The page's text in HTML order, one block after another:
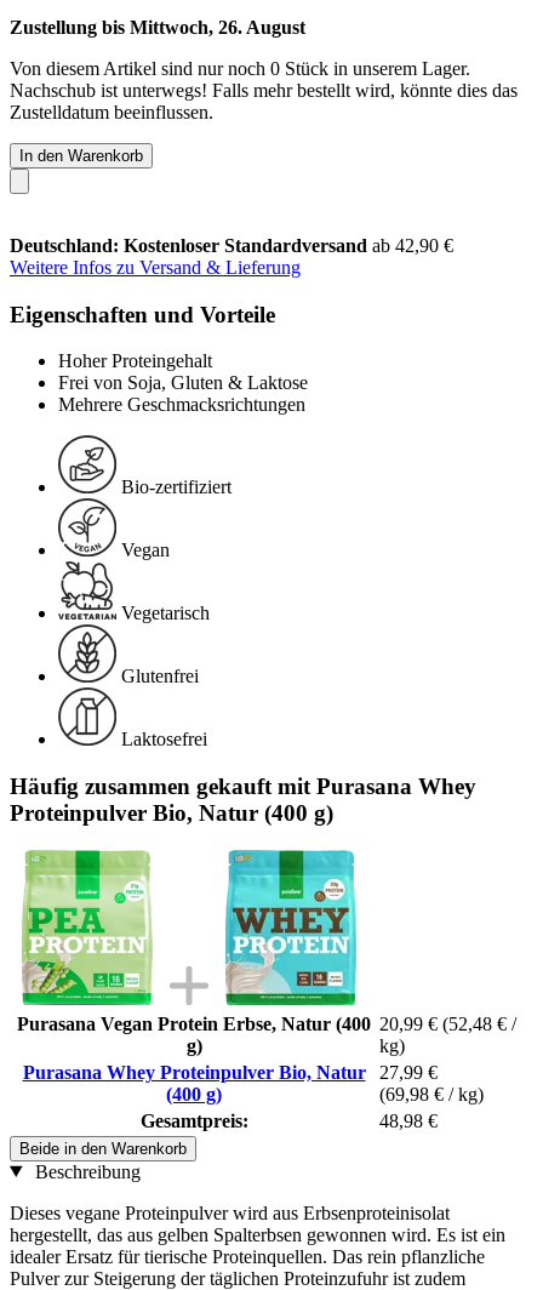
Zustellung bis Mittwoch, 26. August
Von diesem Artikel sind nur noch 0 Stück in unserem Lager.
Nachschub ist unterwegs! Falls mehr bestellt wird, könnte dies das
Zustelldatum beeinflussen.
In den Warenkorb
Deutschland: Kostenloser Standardversand ab 42,90 €
Weitere Infos zu Versand & Lieferung
Eigenschaften und Vorteile
Hoher Proteingehalt
Frei von Soja, Gluten & Laktose
Mehrere Geschmacksrichtungen
Bio-zertifiziert
Vegan
Vegetarisch
Glutenfrei
Laktosefrei
Häufig zusammen gekauft mit Purasana Whey
Proteinpulver Bio, Natur (400 g)
Purasana Vegan Protein Erbse, Natur (400
g)
20,99 € (52,48 € /
kg)
Purasana Whey Proteinpulver Bio, Natur
(400 g)
27,99 €
(69,98 € / kg)
Gesamtpreis:
48,98 €
Beide in den Warenkorb
Beschreibung
Dieses vegane Proteinpulver wird aus Erbsenproteinisolat
hergestellt, das aus gelben Spalterbsen gewonnen wird. Es ist ein
idealer Ersatz für tierische Proteinquellen. Das rein pflanzliche
Pulver zur Steigerung der täglichen Proteinzufuhr ist zudem